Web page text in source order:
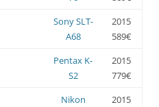
Sony SLT-
A68
2015
589€
Pentax K-
S2
2015
779€
Nikon
2015